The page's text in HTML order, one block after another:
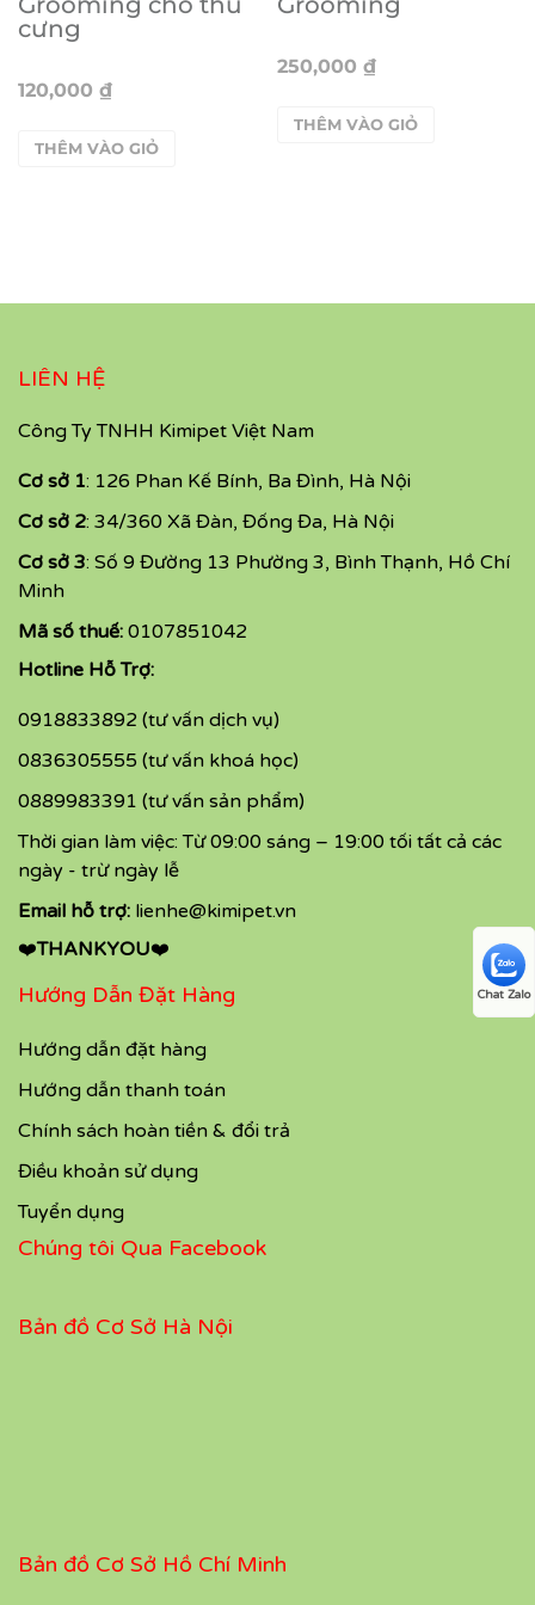
cưng
120,000 ₫
THÊM VÀO GIỎ
250,000₫
THÊM VÀO GIỎ
LIÊN HỆ
Công Ty TNHH Kimipet Việt Nam
Cơ sở 1: 126 Phan Kế Bính, Ba Đình, Hà Nội
Cơ sở 2: 34/360 Xã Đàn, Đống Đa, Hà Nội
Cơ sở 3: Số 9 Đường 13 Phường 3, Bình Thạnh, Hồ Chí
Minh
Mã số thuế: 0107851042
Hotline Hỗ Trợ:
0918833892 (tư vấn dịch vụ)
0836305555 (tư vấn khoá học)
0889983391 (tư vấn sản phẩm)
Thời gian làm việc: Từ 09:00 sáng – 19:00 tối tất cả các
ngày - trừ ngày lễ
Email hỗ trợ: lienhe@kimipet.vn
❤️THANKYOU❤️
Hướng Dẫn Đặt Hàng
Hướng dẫn đặt hàng
Hướng dẫn thanh toán
Chính sách hoàn tiền & đổi trả
Điều khoản sử dụng
Tuyển dụng
Chúng tôi Qua Facebook
Bản đồ Cơ Sở Hà Nội
Bản đồ Cơ Sở Hồ Chí Minh
Chat Zalo